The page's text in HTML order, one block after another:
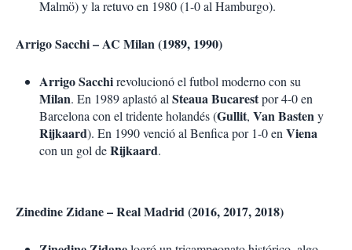
Malmö) y la retuvo en 1980 (1-0 al Hamburgo).
Arrigo Sacchi – AC Milan (1989, 1990)
Arrigo Sacchirevolucionó el futbol moderno con su
Milan. En 1989 aplastó al Steaua Bucarestpor 4-0 en
Barcelona con el tridente holandés (Gullit, Van Basteny
Rijkaard). En 1990 venció al Benfica por 1-0 en Viena
con un gol deRijkaard.
Zinedine Zidane – Real Madrid (2016, 2017, 2018)